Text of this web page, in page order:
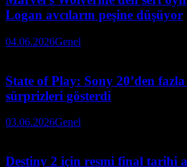
Logan avcıların peşine düşüyor
04.06.2026Genel
State of Play: Sony 20’den
sürprizleri gösterdi
03.06.2026Genel
Destiny 2 için resmi final tarihi